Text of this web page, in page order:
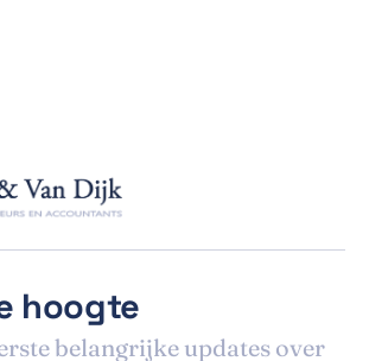
hoogte
belangrijke updates over